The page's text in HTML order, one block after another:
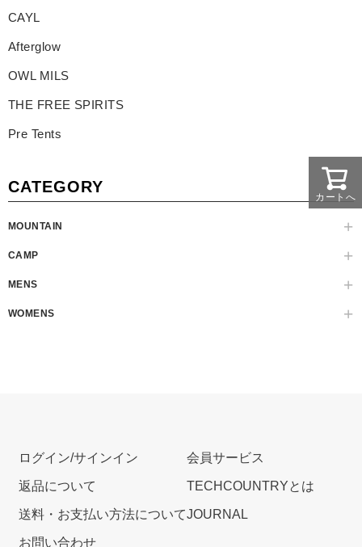
CAYL
Afterglow
OWL MILS
THE FREE SPIRITS
Pre Tents
CATEGORY
MOUNTAIN
CAMP
MENS
WOMENS
カートへ
ログイン/サインイン
返品について
送料・お支払い方法について
お問い合わせ
会員サービス
TECHCOUNTRYとは
JOURNAL